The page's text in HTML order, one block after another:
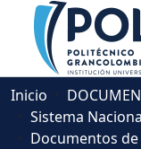
Comunidades
Descubre
Inicio